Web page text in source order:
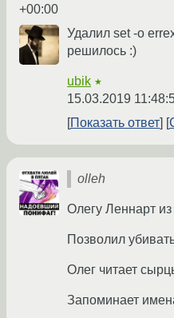
+00:00
Удалил set -o
решилось :)
ubik ★
15.03.2019
Показать ответ
olleh
Олегу Леннарт из
Позволил
Олег читает
Запоминает